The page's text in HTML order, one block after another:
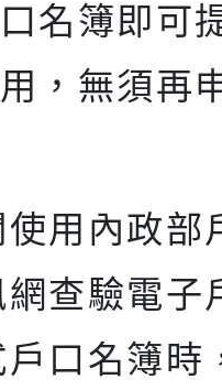
名簿即可
，無須再
使用內政部
網查驗電子
戶口名簿時